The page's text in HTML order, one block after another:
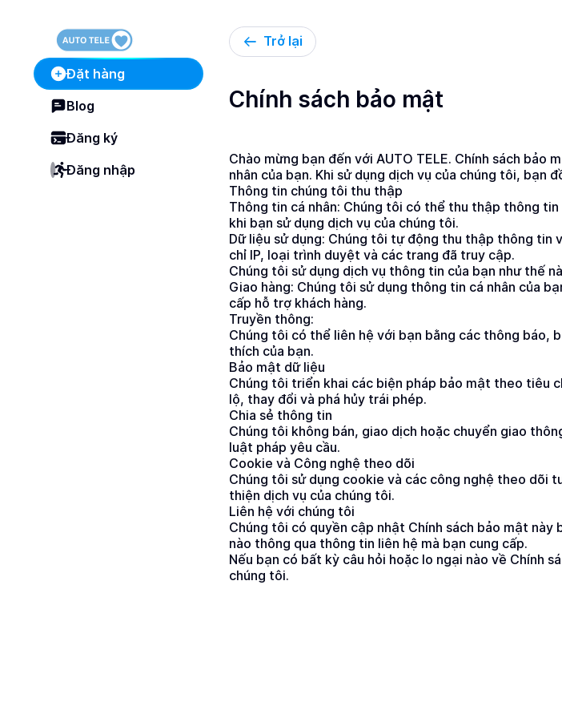
Đặt hàng
Blog
Đăng ký
Đăng nhập
Trở lại
Chính sách bảo mật
Chào mừng bạn đến với AUTO TELE. Chính sách
nhân của bạn. Khi sử dụng dịch vụ của chúng tôi, bạn
Thông tin chúng tôi thu thập
Thông tin cá nhân: Chúng tôi có thể thu thập thông
khi bạn sử dụng dịch vụ của chúng tôi.
Dữ liệu sử dụng: Chúng tôi tự động thu thập thông
chỉ IP, loại trình duyệt và các trang đã truy cập.
Chúng tôi sử dụng dịch vụ thông tin của bạn như thế
Giao hàng: Chúng tôi sử dụng thông tin cá nhân của
cấp hỗ trợ khách hàng.
Truyền thông:
Chúng tôi có thể liên hệ với bạn bằng các thông báo,
thích của bạn.
Bảo mật dữ liệu
Chúng tôi triển khai các biện pháp bảo mật theo tiêu
lộ, thay đổi và phá hủy trái phép.
Chia sẻ thông tin
Chúng tôi không bán, giao dịch hoặc chuyển giao
luật pháp yêu cầu.
Cookie và Công nghệ theo dõi
Chúng tôi sử dụng cookie và các công nghệ theo dõi
thiện dịch vụ của chúng tôi.
Liên hệ với chúng tôi
Chúng tôi có quyền cập nhật Chính sách bảo mật
nào thông qua thông tin liên hệ mà bạn cung cấp.
Nếu bạn có bất kỳ câu hỏi hoặc lo ngại nào về Chính
chúng tôi.